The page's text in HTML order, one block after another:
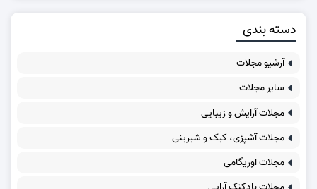
دسته بندی
آرشیو مجلات
سایر مجلات
مجلات آرایش و زیبایی
مجلات آشپزی، کیک و شیرینی
مجلات اوریگامی